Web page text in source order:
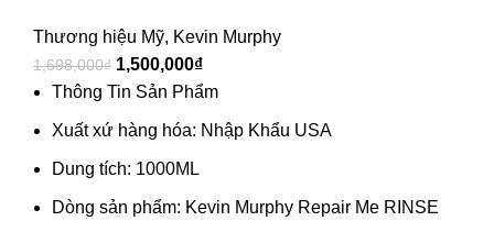
Thương hiệu Mỹ, Kevin Murphy
1,698,000₫ 1,500,000₫
Thông Tin Sản Phẩm
Xuất xứ hàng hóa: Nhập Khẩu USA
Dung tích: 1000ML
Dòng sản phẩm: Kevin Murphy Repair Me RINSE